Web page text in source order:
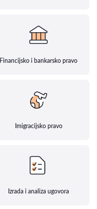
Financijsko i bankarsko pravo
Imigracijsko pravo
Izrada i analiza ugovora